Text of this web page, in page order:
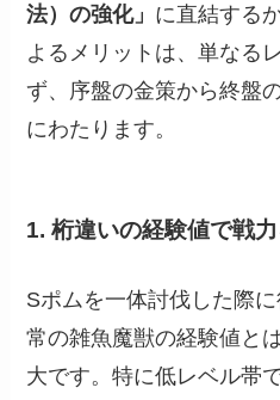
法）の強化」 に直結する
よるメリットは、単なる
ず、序盤の金策から終盤
にわたります。
1. 桁違いの経験値で戦
Sポムを一体討伐した際
常の雑魚魔獣の経験値と
大です。特に低レベル帯